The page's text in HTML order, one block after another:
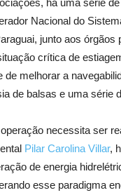
há uma série
Nacional do
junto aos órgãos
crítica de
melhorar a
de balsas e uma série
necessita ser
Pilar Carolina Villar,
de energia
esse paradigma